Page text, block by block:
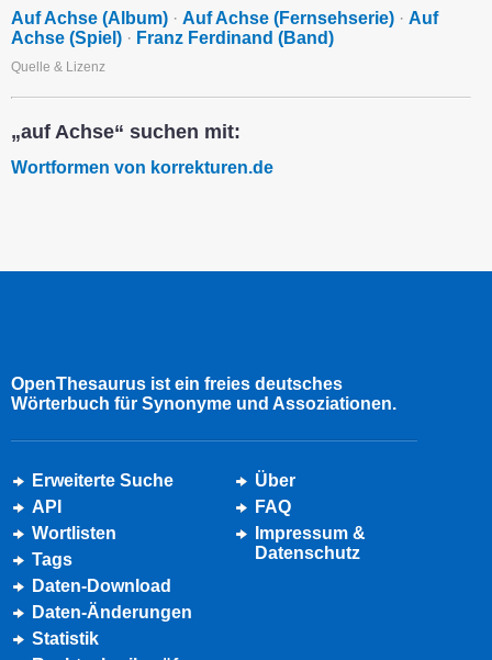
Auf Achse (Album) · Auf Achse (Fernsehserie) · Auf
Achse (Spiel) · Franz Ferdinand (Band)
Quelle & Lizenz
„auf Achse“ suchen mit:
Wortformen von korrekturen.de
OpenThesaurus ist ein freies deutsches
Wörterbuch für Synonyme und Assoziationen.
Erweiterte Suche
API
Wortlisten
Tags
Daten-Download
Daten-Änderungen
Statistik
Über
FAQ
Impressum &
Datenschutz